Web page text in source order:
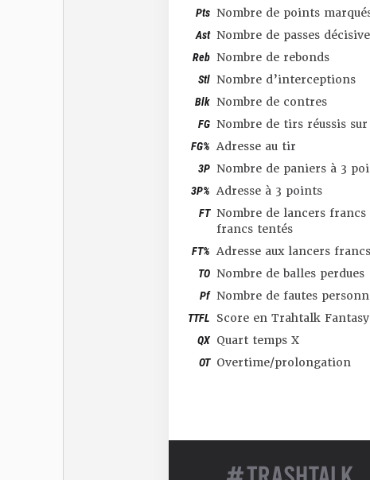
Pts Nombre de points
Ast Nombre de passes
Reb Nombre de rebonds
Stl Nombre d’interceptions
Blk Nombre de contres
FG Nombre de tirs réussis
FG% Adresse au tir
3P Nombre de paniers à 3
3P% Adresse à 3 points
FT Nombre de lancers
francs tentés
FT% Adresse aux lancers francs
TO Nombre de balles perdues
Pf Nombre de fautes
TTFL Score en Trahtalk
QX Quart temps X
OT Overtime/prolongation